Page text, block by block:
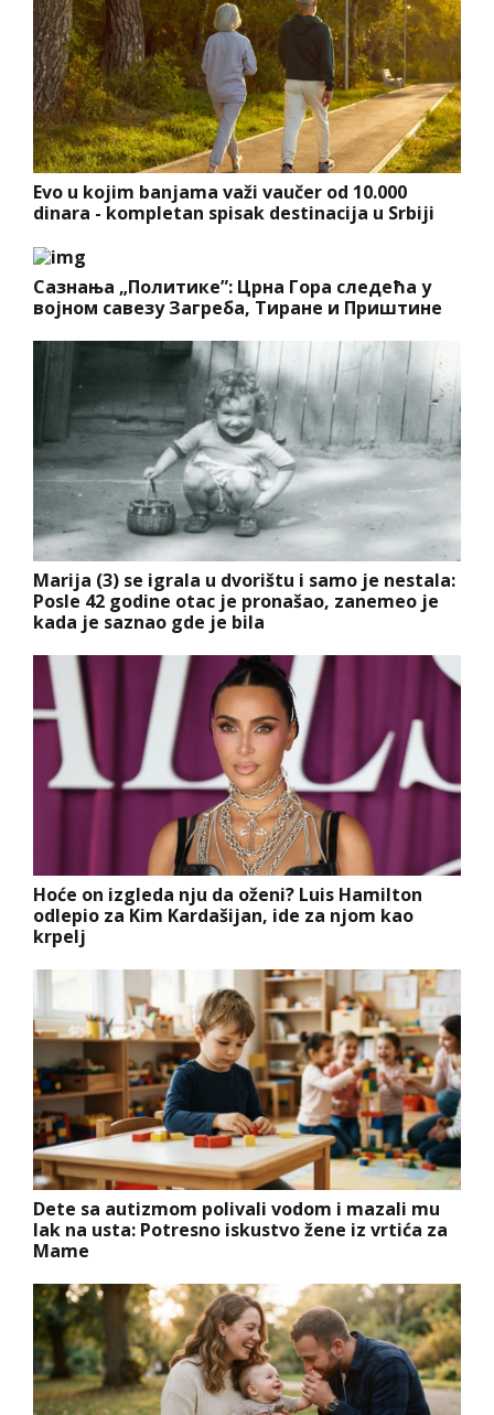
Evo u kojim banjama važi vaučer od 10.000
dinara - kompletan spisak destinacija u Srbiji
Сазнања „Политике”: Црна Гора следећа у
војном савезу Загреба, Тиране и Приштине
Marija (3) se igrala u dvorištu i samo je nestala:
Posle 42 godine otac je pronašao, zanemeo je
kada je saznao gde je bila
Hoće on izgleda nju da oženi? Luis Hamilton
odlepio za Kim Kardašijan, ide za njom kao
krpelj
Dete sa autizmom polivali vodom i mazali mu
lak na usta: Potresno iskustvo žene iz vrtića za
Mame